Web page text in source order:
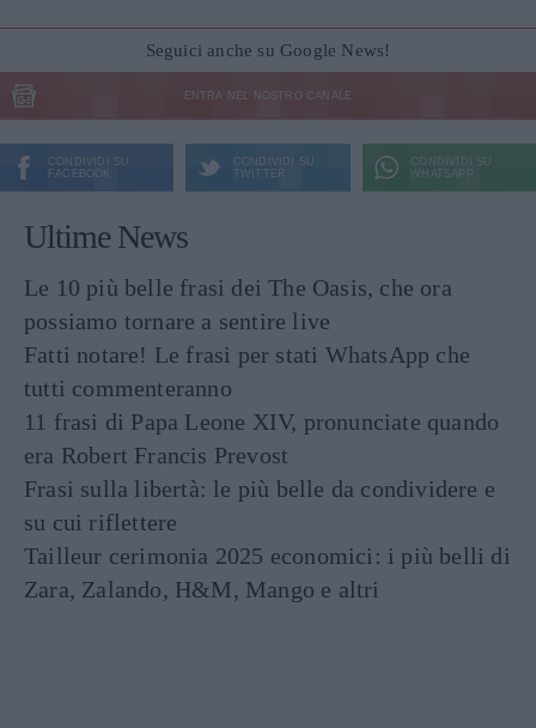
Seguici anche su Google News!
ENTRA NEL NOSTRO CANALE
CONDIVIDI SU
FACEBOOK
CONDIVIDI SU
TWITTER
CONDIVIDI SU
WHATSAPP
Ultime News
Le 10 più belle frasi dei The Oasis, che ora
possiamo tornare a sentire live
Fatti notare! Le frasi per stati WhatsApp che
tutti commenteranno
11 frasi di Papa Leone XIV, pronunciate quando
era Robert Francis Prevost
Frasi sulla libertà: le più belle da condividere e
su cui riflettere
Tailleur cerimonia 2025 economici: i più belli di
Zara, Zalando, H&M, Mango e altri